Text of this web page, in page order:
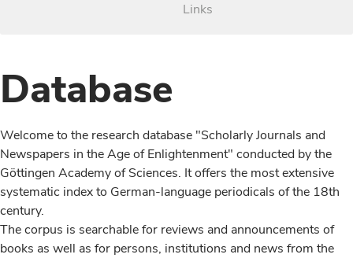
Links
Database
Welcome to the research database "Scholarly Journals and
Newspapers in the Age of Enlightenment" conducted by the
Göttingen Academy of Sciences. It offers the most extensive
systematic index to German-language periodicals of the 18th
century.
The corpus is searchable for reviews and announcements of
books as well as for persons, institutions and news from the